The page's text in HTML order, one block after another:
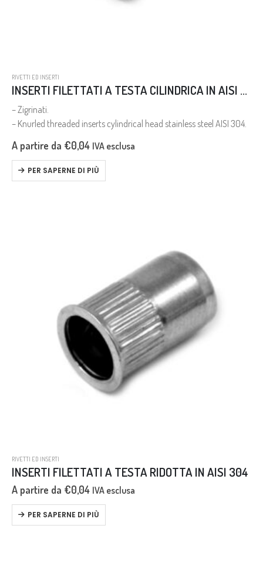
RIVETTI ED INSERTI
INSERTI FILETTATI A TESTA CILINDRICA IN AISI 304
– Zigrinati.
– Knurled threaded inserts cylindrical head stainless steel AISI 304.
A partire da €0,04 IVA esclusa
PER SAPERNE DI PIÙ
RIVETTI ED INSERTI
INSERTI FILETTATI A TESTA RIDOTTA IN AISI 304
A partire da €0,04 IVA esclusa
PER SAPERNE DI PIÙ